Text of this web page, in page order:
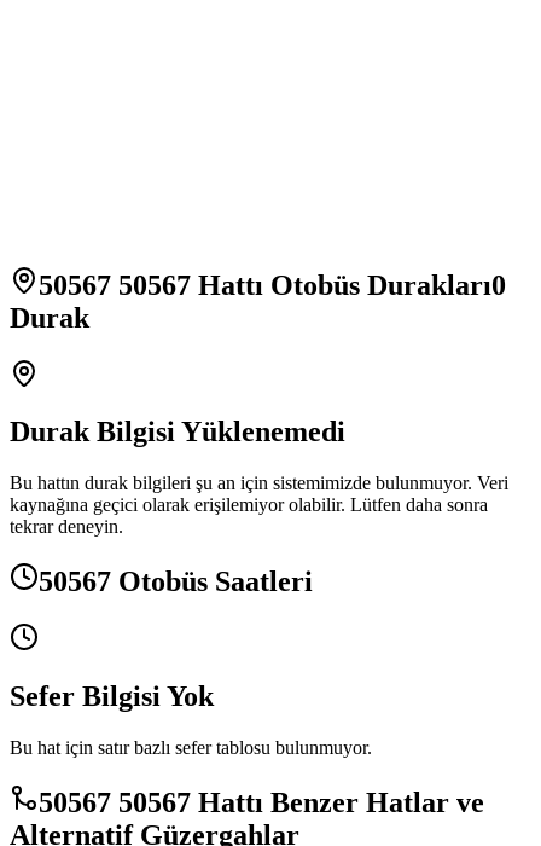
50567 50567 Hattı Otobüs Durakları0
Durak
Durak Bilgisi Yüklenemedi
Bu hattın durak bilgileri şu an için sistemimizde bulunmuyor. Veri
kaynağına geçici olarak erişilemiyor olabilir. Lütfen daha sonra
tekrar deneyin.
50567 Otobüs Saatleri
Sefer Bilgisi Yok
Bu hat için satır bazlı sefer tablosu bulunmuyor.
50567 50567 Hattı Benzer Hatlar ve
Alternatif Güzergahlar